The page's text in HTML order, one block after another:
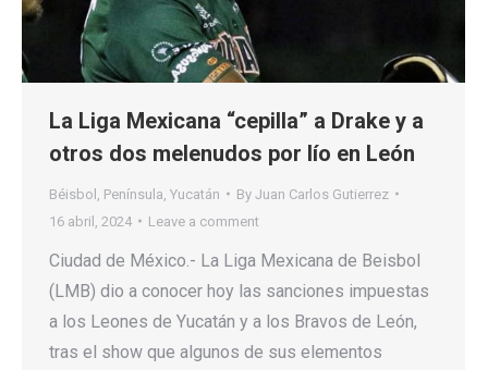
La Liga Mexicana “cepilla” a Drake y a
otros dos melenudos por lío en León
Béisbol Península Yucatán By Juan Carlos Gutierrez
16 abril, 2024
Leave a comment
Ciudad de México.- La Liga Mexicana de Beisbol
(LMB) dio a conocer hoy las sanciones impuestas
a los Leones de Yucatán y a los Bravos de León,
tras el show que algunos de sus elementos